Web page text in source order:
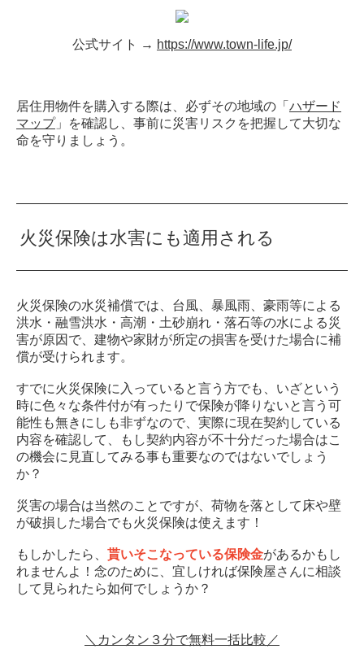
公式サイト → https://www.town-life.jp/
居住用物件を購入する際は、必ずその地域の「 ハザード
マップ」を確認し、事前に災害リスクを把握して大切な
命を守りましょう。
火災保険は水害にも適用される
火災保険の水災補償では、台風、暴風雨、豪雨等による
洪水・融雪洪水・高潮・土砂崩れ・落石等の水による災
害が原因で、建物や家財が所定の損害を受けた場合に補
償が受けられます。
すでに火災保険に入っていると言う方でも、いざという
時に色々な条件付が有ったりで保険が降りないと言う可
能性も無きにしも非ずなので、実際に現在契約している
内容を確認して、もし契約内容が不十分だった場合はこ
の機会に見直してみる事も重要なのではないでしょう
か？
災害の場合は当然のことですが、荷物を落として床や壁
が破損した場合でも火災保険は使えます！
もしかしたら、 貰いそこなっている保険金があるかもし
れませんよ！念のために、宜しければ保険屋さんに相談
して見られたら如何でしょうか？
＼カンタン３分で無料一括比較／